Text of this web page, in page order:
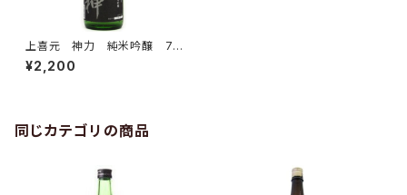
上喜元 神力 純米吟醸 72
0ml
¥2,200
同じカテゴリの商品